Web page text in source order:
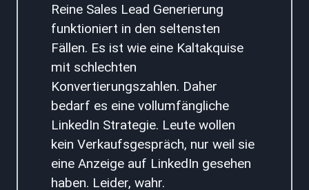
Reine Sales Lead Generierung
funktioniert in den seltensten
Fällen. Es ist wie eine Kaltakquise
mit schlechten
Konvertierungszahlen. Daher
bedarf es eine vollumfängliche
LinkedIn Strategie. Leute wollen
kein Verkaufsgespräch, nur weil sie
eine Anzeige auf LinkedIn gesehen
haben. Leider, wahr.